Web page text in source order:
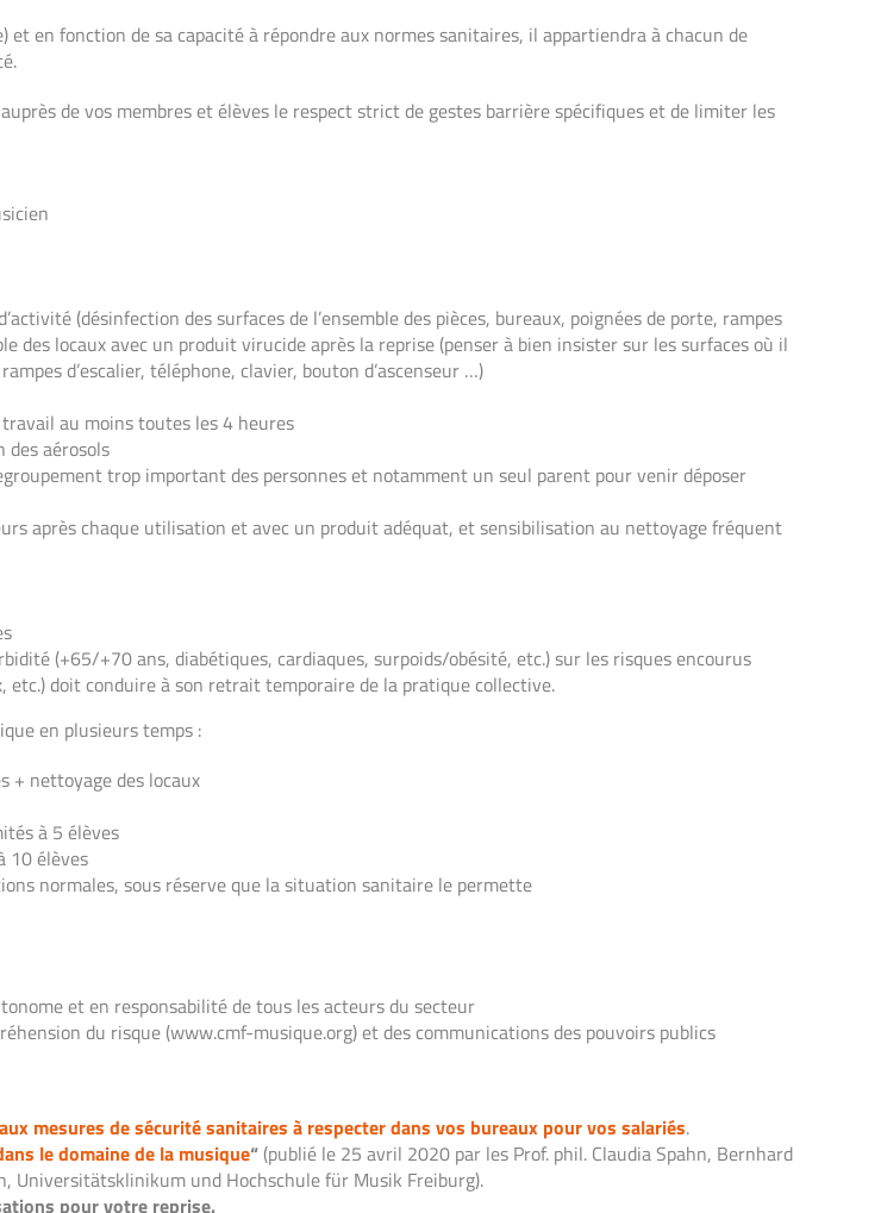
en fonction de sa capacité à répondre aux normes sanitaires, il appartiendra à chacun de
de vos membres et élèves le respect strict de gestes barrière spécifiques et de limiter les
(désinfection des surfaces de l’ensemble des pièces, bureaux, poignées de porte, rampes
des locaux avec un produit virucide après la reprise (penser à bien insister sur les surfaces où il
d’escalier, téléphone, clavier, bouton d’ascenseur …)
au moins toutes les 4 heures
des aérosols
trop important des personnes et notamment un seul parent pour venir déposer
après chaque utilisation et avec un produit adéquat, et sensibilisation au nettoyage fréquent
(+65/+70 ans, diabétiques, cardiaques, surpoids/obésité, etc.) sur les risques encourus
doit conduire à son retrait temporaire de la pratique collective.
en plusieurs temps :
+ nettoyage des locaux
à 5 élèves
10 élèves
normales, sous réserve que la situation sanitaire le permette
et en responsabilité de tous les acteurs du secteur
du risque (www.cmf-musique.org) et des communications des pouvoirs publics
mesures de sécurité sanitaires à respecter dans vos bureaux pour vos salariés.
le domaine de la musique“ (publié le 25 avril 2020 par les Prof. phil. Claudia Spahn, Bernhard
Universitätsklinikum und Hochschule für Musik Freiburg).
pour votre reprise.